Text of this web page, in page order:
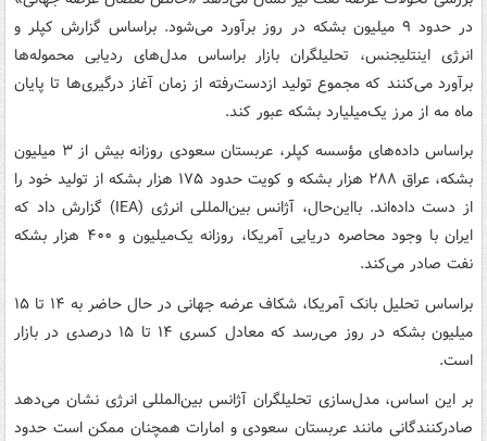
در حدود ۹ میلیون بشکه در روز برآورد می‌شود. براساس گزارش کپلر و
انرژی اینتلیجنس، تحلیلگران بازار براساس مدل‌های ردیابی محموله‌ها
برآورد می‌کنند که مجموع تولید ازدست‌رفته از زمان آغاز درگیری‌ها تا پایان
ماه مه از مرز یک‌میلیارد بشکه عبور کند.
براساس داده‌های مؤسسه کپلر، عربستان سعودی روزانه بیش از ۳ میلیون
بشکه، عراق ۲۸۸ هزار بشکه و کویت حدود ۱۷۵ هزار بشکه از تولید خود را
از دست داده‌اند. بااین‌حال، آژانس بین‌المللی انرژی (IEA) گزارش داد که
ایران با وجود محاصره دریایی آمریکا، روزانه یک‌میلیون و ۴۰۰ هزار بشکه
نفت صادر می‌کند.
براساس تحلیل بانک آمریکا، شکاف عرضه جهانی در حال حاضر به ۱۴ تا ۱۵
میلیون بشکه در روز می‌رسد که معادل کسری ۱۴ تا ۱۵ درصدی در بازار
است.
بر این اساس، مدل‌سازی تحلیلگران آژانس بین‌المللی انرژی نشان می‌دهد
صادرکنندگانی مانند عربستان سعودی و امارات همچنان ممکن است حدود